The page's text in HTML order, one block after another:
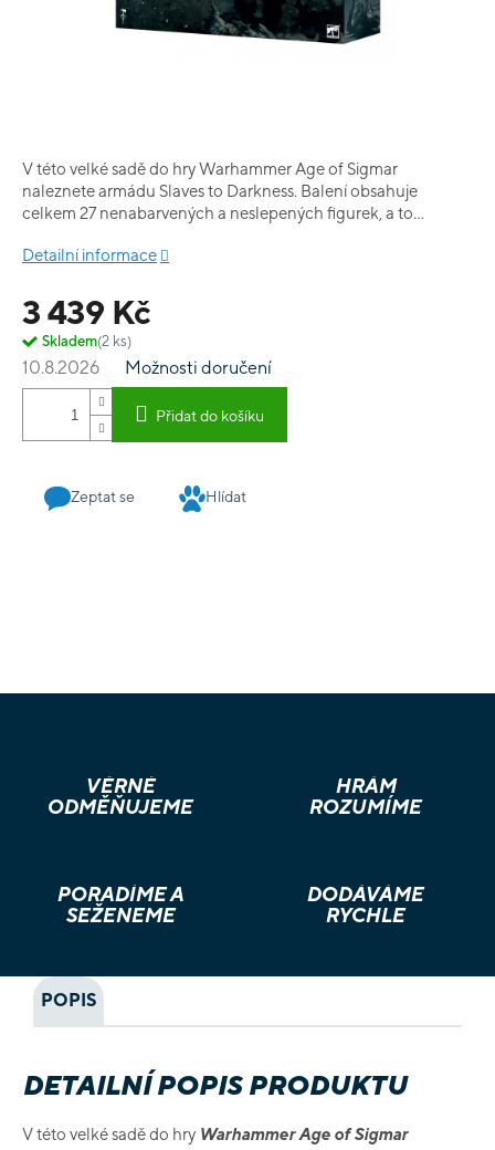
3 439 Kč
Skladem(2 ks)
10.8.2026 Možnosti doručení
Přidat do košíku
V této velké sadě do hry Warhammer Age of Sigmar
naleznete armádu Slaves to Darkness. Balení obsahuje
celkem 27 nenabarvených a neslepených figurek, a to
Warsteed, 5 Darkoath Fellriders a 20 Darkoath Marauders.
Detailní informace
Zeptat se Hlídat
VĚRNÉ
ODMĚŇUJEME
HRÁM
ROZUMÍME
PORADÍME A
SEŽENEME
DODÁVÁME
RYCHLE
POPIS
DETAILNÍ POPIS PRODUKTU
V této velké sadě do hry Warhammer Age of Sigmar